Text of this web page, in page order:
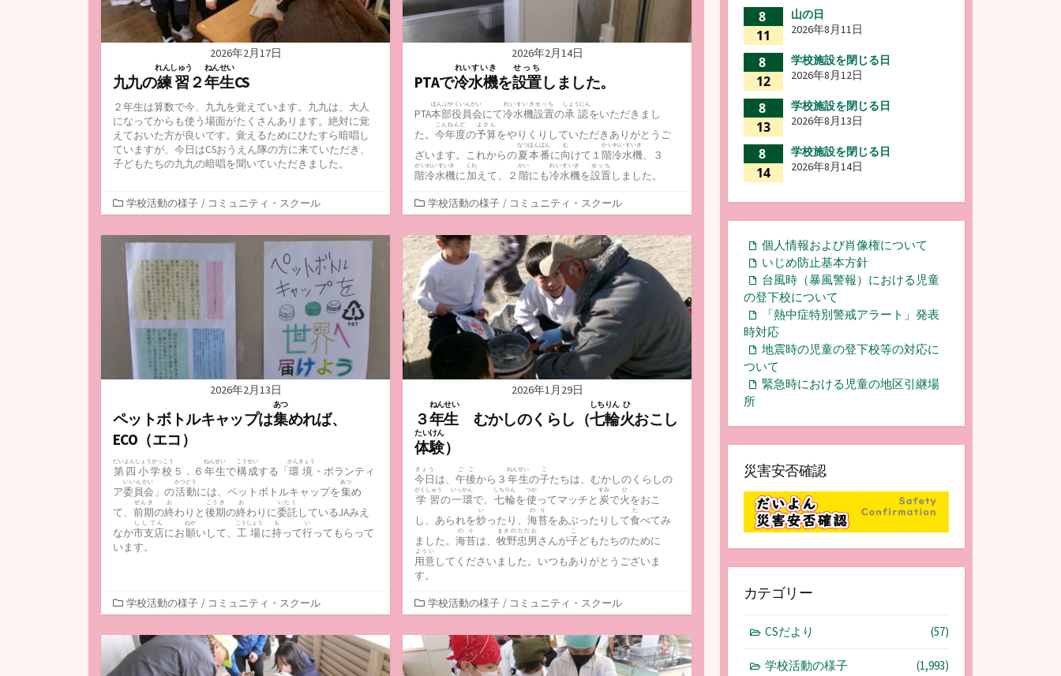
2026年2月17日
九九の練習
れんしゅう
２年生
ねんせい
CS
２年生は算数で今、九九を覚えています。九九は、大人
になってからも使う場面がたくさんあります。絶対に覚
えておいた方が良いです。覚えるためにひたすら暗唱し
ていますが、今日はCSおうえん隊の方に来ていただき、
子どもたちの九九の暗唱を聞いていただきました。
カ
テ
ゴ
リ
学校活動の様子 / コミュニティ・スクール
2026年2月14日
PTAで冷水機
れいすいき
を設置
せっち
しました。
PTA本部役員会
ほんぶやくいんかい
にて冷水機設置
れいすいきせっち
の承認
しょうにん
をいただきまし
た。 今年度
こんねんど
の予算
よさん
をやりくりしていただきありがとうご
ざいます。これからの夏本番
なつほんばん
に向
む
けて１階冷水機
かいれいすいき
、３
階冷水機
がいれいすいき
に加
くわ
えて、２ 階
かい
にも冷水機
れいすいき
を設置
せっち
しました。
カ
テ
ゴ
リ
ー
学校活動の様子 / コミュニティ・スクール
2026年2月13日
ペットボトルキャップは集
あつ
めれば、
ECO（エコ）
第四小学校
だいよんしょうがっこう
５．６ 年生
ねんせい
で構成
こうせい
する「環境
かんきょう
・ボランティ
ア委員会
いいんかい
」の活動
かつどう
には、ペットボトルキャップを集
あつ
め
て、 前期
ぜんき
の終
お
わりと後期
こうき
の終
お
わりに委託
いたく
しているJAみえ
なか市支店
ししてん
にお願
ねが
いして、 工場
こうじょう
に持
も
って行
い
ってもらって
います。
カ
テ
ゴ
リ
学校活動の様子 / コミュニティ・スクール
2026年1月29日
３年生
ねんせい
むかしのくらし（七輪
しちりん
火
ひ
おこし
体験
たいけん
）
今日
きょう
は、 午後
ごご
から３ 年生
ねんせい
の子
こ
たちは、むかしのくらしの
学習
がくしゅう
の一環
いっかん
で、 七輪
しちりん
を使
つか
ってマッチと 炭
すみ
で火
ひ
をおこ
し、あられを炒
い
ったり、 海苔
のり
をあぶったりして食
た
べてみ
ました。 海苔
のり
は、 牧野忠男
まきのただお
さんが子
こ
どもたちのために
用意
ようい
してくださいました。いつもありがとうございま
す。
カ
テ
ゴ
リ
ー
学校活動の様子 / コミュニティ・スクール
8
11
山の日
2026年8月11日
8
12
学校施設を閉じる日
2026年8月12日
8
13
学校施設を閉じる日
2026年8月13日
8
14
学校施設を閉じる日
2026年8月14日
個人情報および肖像権について
いじめ防止基本方針
台風時（暴風警報）における児童
の登下校について
「熱中症特別警戒アラート」発表
時対応
地震時の児童の登下校等の対応に
ついて
緊急時における児童の地区引継場
所
災害安否確認
カテゴリー
CSだより (57)
学校活動の様子 (1,993)